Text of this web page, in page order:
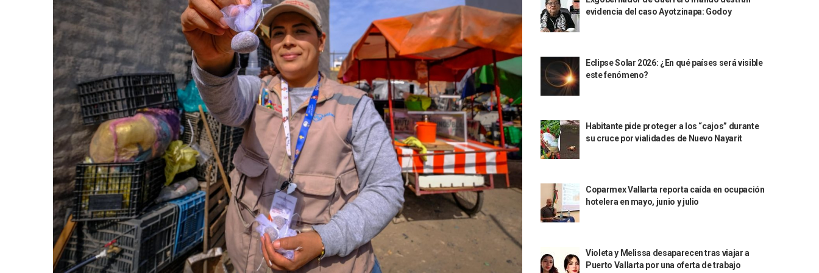
Frustran Presunto Secuestro Virtual De Un Menor De 13 Años En Puerto Vallarta
Infecciones Respiratorias Encabezan Las Principales Causas De Enfermedad En Jalisco
SIOP Moderniza La Casa De La Cultura En Mascota Con Nuevo Auditorio
Van Por La Reorganización De Los Archivos Municipales En Puerto Vallarta
Estados Unidos Endurece Su Combate Al CJNG Con Nuevos Cargos Y Objetivos Prioritarios
Buscan A Wilber Armando Colmenares Márquez, Desaparecido En Puerto Vallarta
Melissa Madero Exige Aclarar Sustento Legal De Las Descargas Residuales Al Mar
Washington Enfrenta Una Emergencia Ambiental Por Incendios Históricos
Avanza Plan Para Construir Estadio De Tritones Vallarta; Será Financiado Por Privados
Nuevas Concesiones De Taxis En Puerto Vallarta, ¿para Quiénes Aplica Y Cómo Tramitarlas?
Mueren Cuatro Personas Tras Explosión De Una Pipa En Tlaquepaque (VIDEO)
Bruno Blancas Lleva El Mensaje De La Cuarta Transformación A Puerto Vallarta Y Tomatlán
Liberan 180 Crías De Iguana Verde En El Estero El Salado Por Su 26 Aniversario
Puerto Vallarta Participa En Los PriceAgencies Awards 2026 En Ciudad De México
Ofrecerán Asesoría Jurídica Gratuita En Puerto Vallarta Para Emprendedores Y Ciudadanía
Juan Solís E Iris Torres Buscan Integrar La Planilla Del PAN Vallarta Para El 2027
evidencia del caso Ayotzinapa: Godoy
Eclipse Solar 2026: ¿En qué países será visible
este fenómeno?
Habitante pide proteger a los “cajos” durante
su cruce por vialidades de Nuevo Nayarit
Coparmex Vallarta reporta caída en ocupación
hotelera en mayo, junio y julio
Violeta y Melissa desaparecen tras viajar a
Puerto Vallarta por una oferta de trabajo